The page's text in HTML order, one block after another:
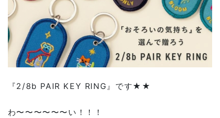
『2/8b PAIR KEY RING』です★★
わ〜〜〜〜〜〜い！！！